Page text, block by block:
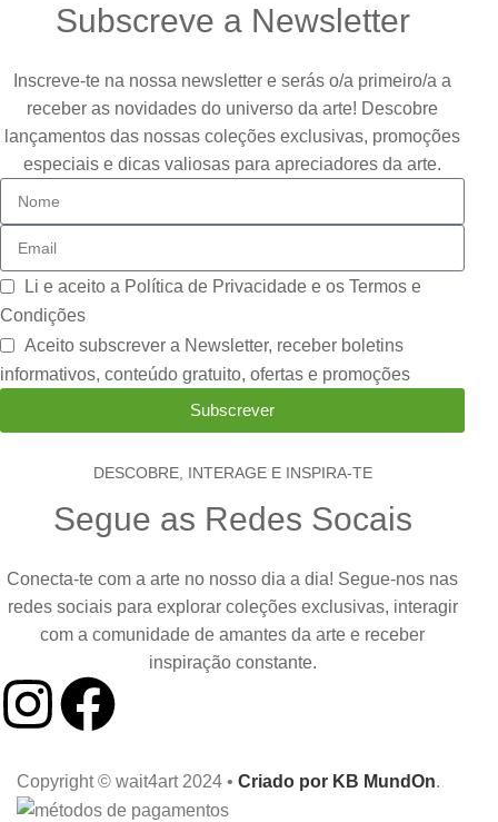
Subscreve a Newsletter
Inscreve-te na nossa newsletter e serás o/a primeiro/a a
receber as novidades do universo da arte! Descobre
lançamentos das nossas coleções exclusivas, promoções
especiais e dicas valiosas para apreciadores da arte.
Li e aceito a Política de Privacidade e os Termos e
Condições
Aceito subscrever a Newsletter, receber boletins
informativos, conteúdo gratuito, ofertas e promoções
Subscrever
DESCOBRE, INTERAGE E INSPIRA-TE
Segue as Redes Socais
Conecta-te com a arte no nosso dia a dia! Segue-nos nas
redes sociais para explorar coleções exclusivas, interagir
com a comunidade de amantes da arte e receber
inspiração constante.
Copyright © wait4art 2024 • Criado por KB MundOn.